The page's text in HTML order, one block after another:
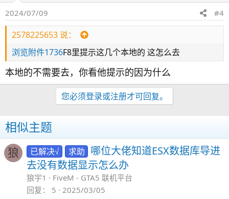
2024/07/09 #4
2578225653 说：
浏览附件1736F8里提示这几个本地的 这怎么去
本地的不需要去，你看他提示的因为什么
您必须登录或注册才可回复。
相似主题
狼 已解决√ 求助 哪位大佬知道ESX数据库导进
去没有数据显示怎么办
狼宇1
FiveM - GTA5 联机平台
回复
5 2025/03/05